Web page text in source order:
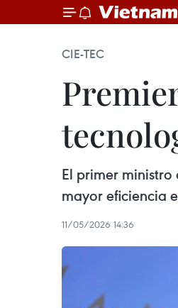
CIE-TEC
El primer
mayor eficiencia
11/05/2026 14:36